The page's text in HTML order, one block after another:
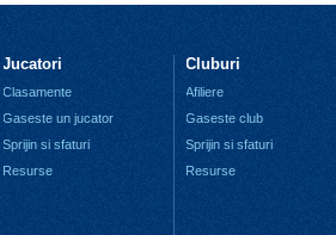
Jucatori
Clasamente
Gaseste un jucator
Sprijin si sfaturi
Resurse
Cluburi
Afiliere
Gaseste club
Sprijin si sfaturi
Resurse